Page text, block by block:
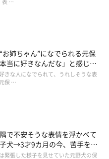
お姉ちゃん”になでられる元保
当に好きなんだな」と感じる
こり
きな人になでられて、うれしそうな表
保 …
で不安そうな表情を浮かべて
犬→3才9カ月の今、苦手を克
いコに成長！
緊張した様子を見せていた元野犬の保